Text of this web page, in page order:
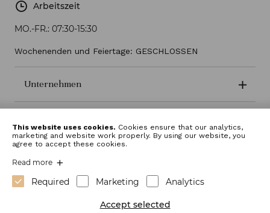
Arbeitszeit
MO.-FR.: 07:30-15:30
Wochenenden und Feiertage: GESCHLOSSEN
Unternehmen
This website uses cookies. Cookies ensure that our analytics,
marketing and website work properly. By using our website, you
agree to accept these cookies.
Read more
Required Marketing Analytics
Accept selected